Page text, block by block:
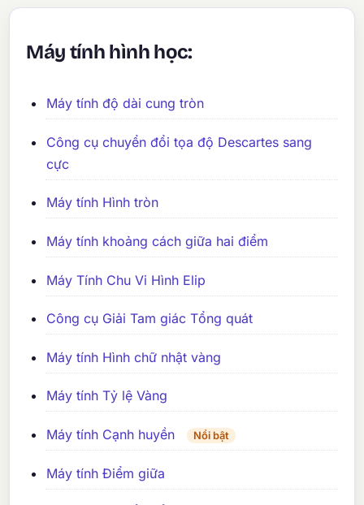
Máy tính hình học:
Máy tính độ dài cung tròn
Công cụ chuyển đổi tọa độ Descartes sang
cực
Máy tính Hình tròn
Máy tính khoảng cách giữa hai điểm
Máy Tính Chu Vi Hình Elip
Công cụ Giải Tam giác Tổng quát
Máy tính Hình chữ nhật vàng
Máy tính Tỷ lệ Vàng
Máy tính Cạnh huyền Nổi bật
Máy tính Điểm giữa